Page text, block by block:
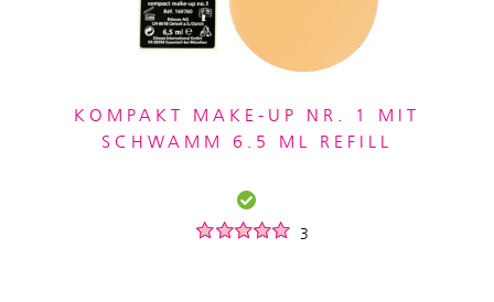
KOMPAKT MAKE-UP NR. 1 MIT
SCHWAMM 6.5 ML REFILL
3